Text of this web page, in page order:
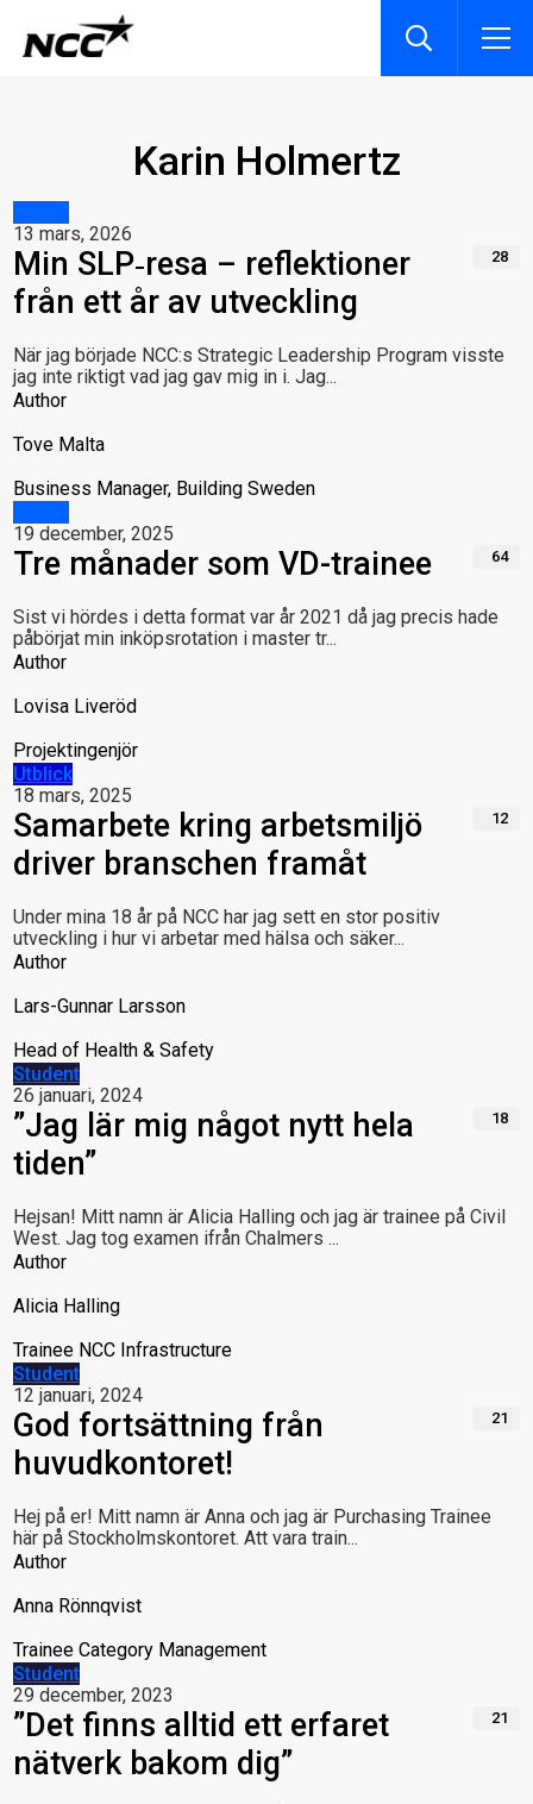
Karin Holmertz
Inblick
13 mars, 2026
28
Min SLP‑resa – reflektioner
från ett år av utveckling
När jag började NCC:s Strategic Leadership Program visste
jag inte riktigt vad jag gav mig in i. Jag...
Author
Tove Malta
Business Manager, Building Sweden
Inblick
19 december, 2025
64
Tre månader som VD-trainee
Sist vi hördes i detta format var år 2021 då jag precis hade
påbörjat min inköpsrotation i master tr...
Author
Lovisa Liveröd
Projektingenjör
Utblick
18 mars, 2025
12
Samarbete kring arbetsmiljö
driver branschen framåt
Under mina 18 år på NCC har jag sett en stor positiv
utveckling i hur vi arbetar med hälsa och säker...
Author
Lars-Gunnar Larsson
Head of Health & Safety
Student
26 januari, 2024
18
”Jag lär mig något nytt hela
tiden”
Hejsan! Mitt namn är Alicia Halling och jag är trainee på Civil
West. Jag tog examen ifrån Chalmers ...
Author
Alicia Halling
Trainee NCC Infrastructure
Student
12 januari, 2024
21
God fortsättning från
huvudkontoret!
Hej på er! Mitt namn är Anna och jag är Purchasing Trainee
här på Stockholmskontoret. Att vara train...
Author
Anna Rönnqvist
Trainee Category Management
Student
29 december, 2023
21
”Det finns alltid ett erfaret
nätverk bakom dig”